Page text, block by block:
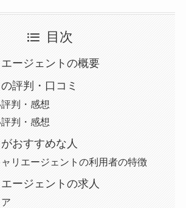
目次
ージェントの概要
評判・口コミ
判・感想
判・感想
おすすめな人
リエージェントの利用者の特徴
ージェントの求人